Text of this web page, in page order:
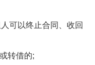
可以终止合同、收回
转借的;